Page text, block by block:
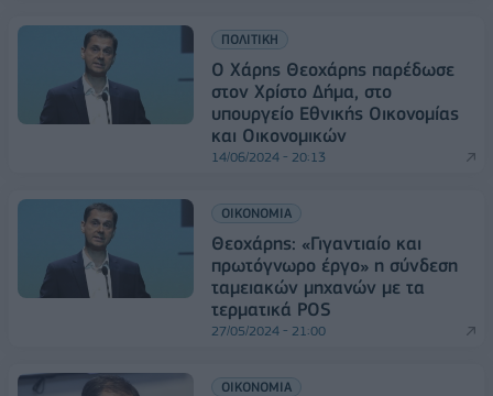
ΠΟΛΙΤΙΚΗ
Ο Χάρης Θεοχάρης παρέδωσε
στον Χρίστο Δήμα, στο
υπουργείο Εθνικής Οικονομίας
και Οικονομικών
14/06/2024 - 20:13
ΟΙΚΟΝΟΜΙΑ
Θεοχάρης: «Γιγαντιαίο και
πρωτόγνωρο έργο» η σύνδεση
ταμειακών μηχανών με τα
τερματικά POS
27/05/2024 - 21:00
ΟΙΚΟΝΟΜΙΑ